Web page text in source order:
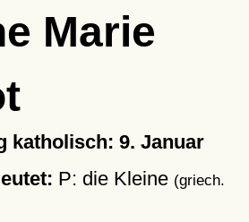
Marie
katholisch: 9. Januar
P: die Kleine (griech.